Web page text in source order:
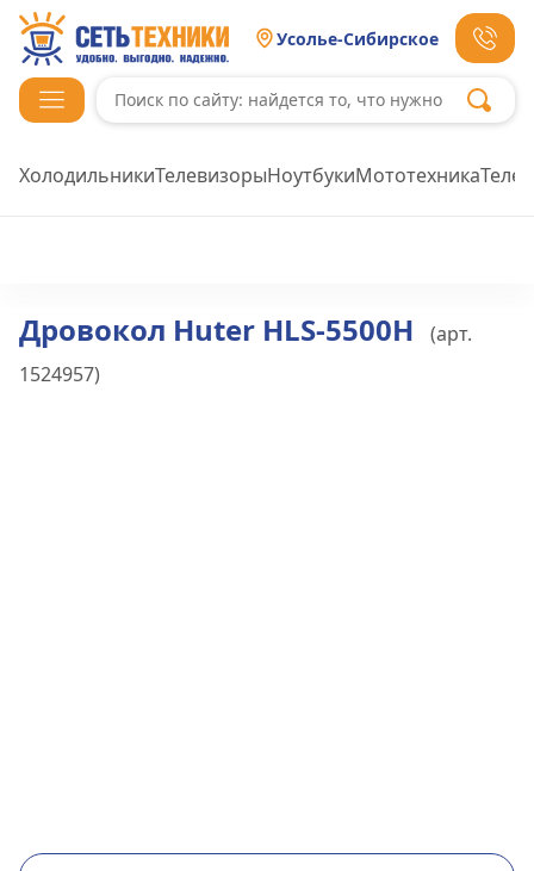
Усолье-Сибирское
ХолодильникиТелевизорыНоутбукиМототехника
Дровокол Huter HLS-5500H
(арт.
1524957)